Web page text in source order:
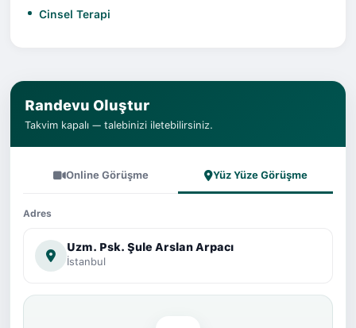
Cinsel Terapi
Randevu Oluştur
Takvim kapalı — talebinizi iletebilirsiniz.
Online Görüşme Yüz Yüze Görüşme
Adres
Uzm. Psk. Şule Arslan Arpacı
İstanbul